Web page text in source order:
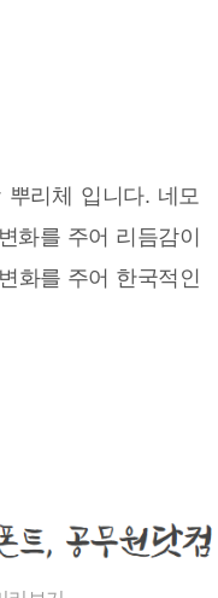
리체 입니다. 네모
화를 주어 리듬감이
화를 주어 한국적인